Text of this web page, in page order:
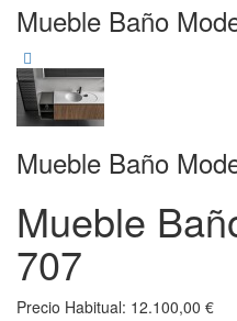
Mueble Baño
Mueble Baño
Mueble
707
Precio Habitual: 12.100,00 €